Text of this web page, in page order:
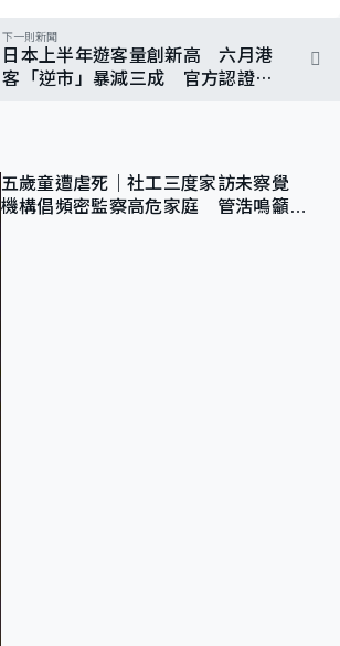
下一則新聞
日本上半年遊客量創新高 六月港
客「逆市」暴減三成 官方認證：
五歲童遭虐死｜社工三度家訪未察覺
機構倡頻密監察高危家庭 管浩鳴籲加